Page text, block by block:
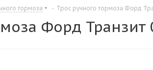
тормоза - Трос ручного тормоза Форд
Форд Транзит